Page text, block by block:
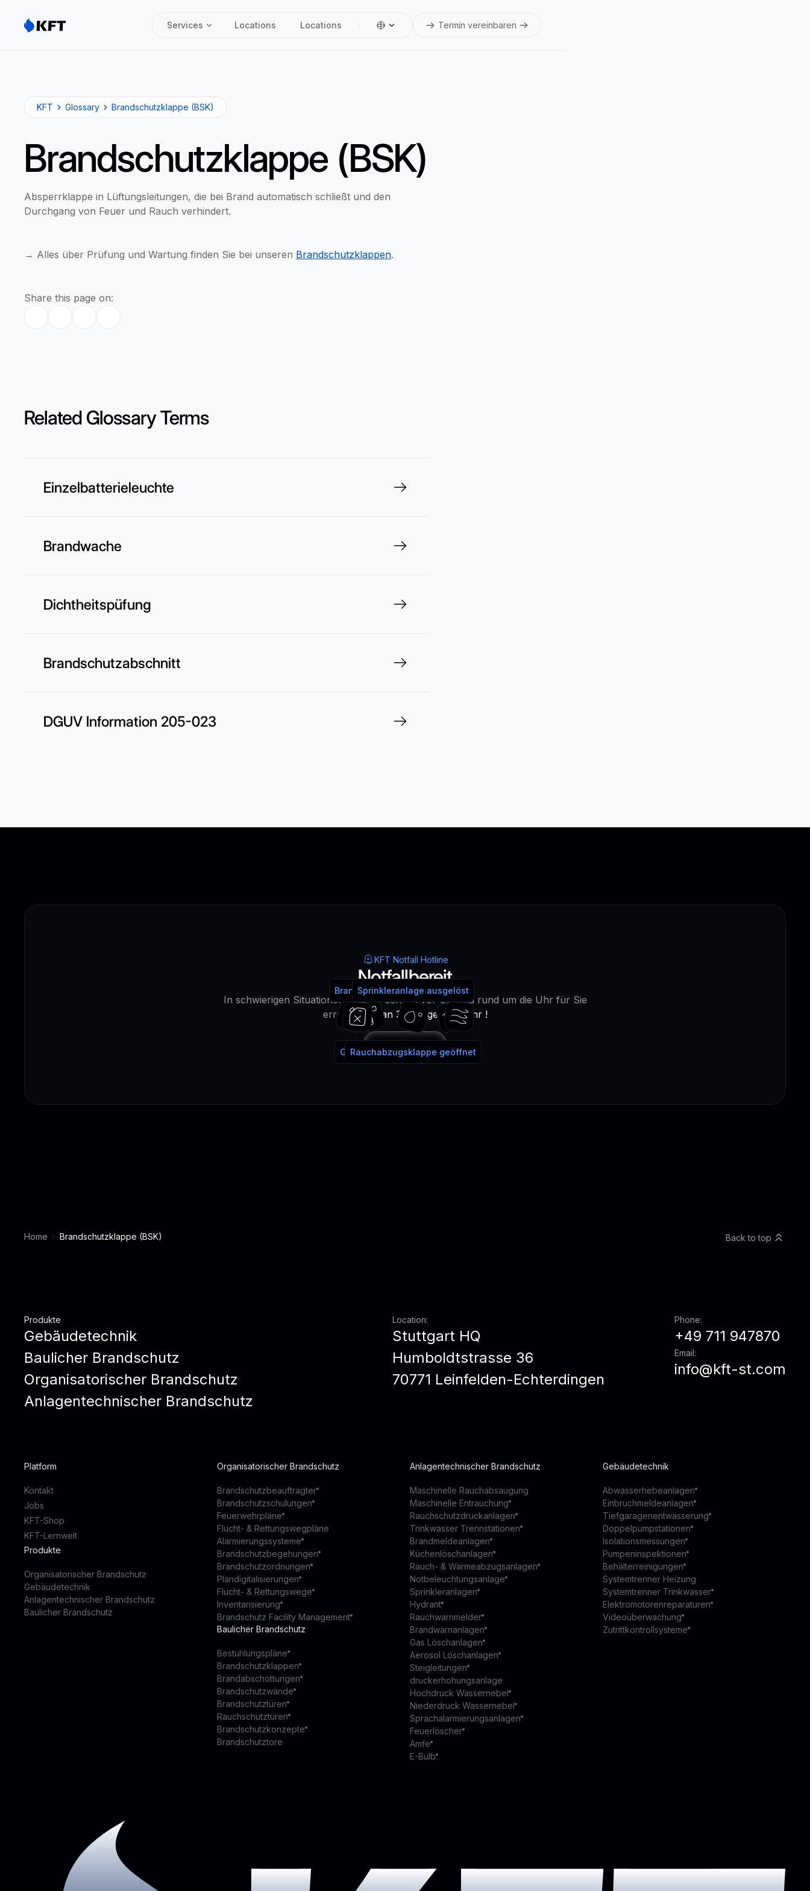
Services Locations Locations Termin vereinbaren
KFT Glossary Brandschutzklappe (BSK)
Brandschutzklappe (BSK)
Absperrklappe in Lüftungsleitungen, die bei Brand automatisch schließt und den
Durchgang von Feuer und Rauch verhindert.
→ Alles über Prüfung und Wartung finden Sie bei unseren Brandschutzklappen.
Share this page on:
Related Glossary Terms
Einzelbatterieleuchte
Brandwache
Dichtheitspüfung
Brandschutzabschnitt
DGUV Information 205-023
KFT Notfall Hotline
Notfallbereit
In schwierigen Situationen sind wir schnell vor Ort und rund um die Uhr für Sie
erreichbar - an 365 Tagen im Jahr !
Anrufen
Feuerlöscher benutzt
Brandmeldeanlage ausgelöst
Gaslöschanlage ausgelöst
Wasser!
Sprinkleranlage ausgelöst
Rauchabzugsklappe geöffnet
Home Brandschutzklappe (BSK) Back to top
Produkte
Gebäudetechnik
Baulicher Brandschutz
Organisatorischer Brandschutz
Anlagentechnischer Brandschutz
Location:
Stuttgart HQ
Humboldtstrasse 36
70771 Leinfelden-Echterdingen
Phone:
+49 711 947870
Email:
info@kft-st.com
Platform
Kontakt
Jobs
KFT-Shop
KFT-Lernwelt
Produkte
Organisatorischer Brandschutz
Gebäudetechnik
Anlagentechnischer Brandschutz
Baulicher Brandschutz
Organisatorischer Brandschutz
Brandschutzbeauftragter
Brandschutzschulungen
Feuerwehrpläne
Flucht- & Rettungswegpläne
Alarmierungssysteme
Brandschutzbegehungen
Brandschutzordnungen
Plandigitalisierungen
Flucht- & Rettungswege
Inventarisierung
Brandschutz Facility Management
Baulicher Brandschutz
Bestuhlungspläne
Brandschutzklappen
Brandabschottungen
Brandschutzwände
Brandschutztüren
Rauchschutztüren
Brandschutzkonzepte
Brandschutztore
Anlagentechnischer Brandschutz
Maschinelle Rauchabsaugung
Maschinelle Entrauchung
Rauchschutzdruckanlagen
Trinkwasser Trennstationen
Brandmeldeanlagen
Küchenlöschanlagen
Rauch- & Wärmeabzugsanlagen
Notbeleuchtungsanlage
Sprinkleranlagen
Hydrant
Rauchwarnmelder
Brandwarnanlagen
Gas Löschanlagen
Aerosol Löschanlagen
Steigleitungen
druckerhohungsanlage
Hochdruck Wassernebel
Niederdruck Wassernebel
Sprachalarmierungsanlagen
Feuerlöscher
Amfe
E-Bulb
Gebäudetechnik
Abwasserhebeanlagen
Einbruchmeldeanlagen
Tiefgaragenentwässerung
Doppelpumpstationen
Isolationsmessungen
Pumpeninspektionen
Behälterreinigungen
Systemtrenner Heizung
Systemtrenner Trinkwasser
Elektromotorenreparaturen
Videoüberwachung
Zutrittkontrollsysteme